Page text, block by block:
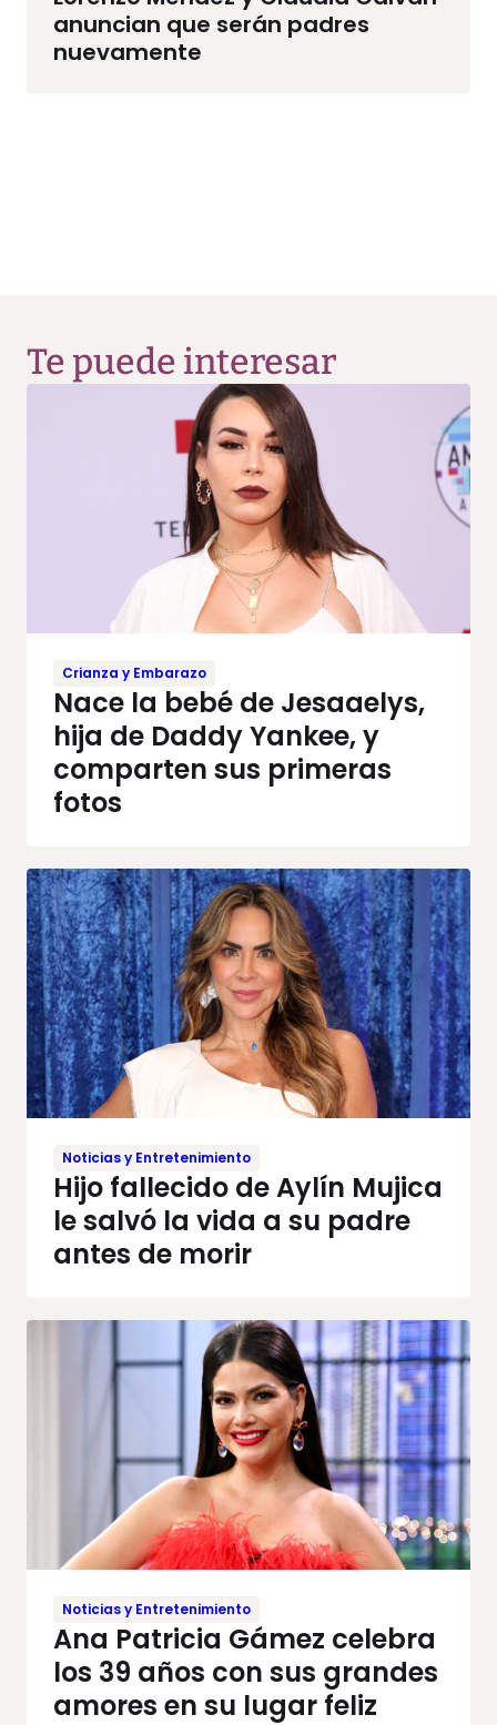
anuncian que serán padres
nuevamente
Te puede interesar
Crianza y Embarazo
Nace la bebé de Jesaaelys,
hija de Daddy Yankee, y
comparten sus primeras
fotos
Noticias y Entretenimiento
Hijo fallecido de Aylín Mujica
le salvó la vida a su padre
antes de morir
Noticias y Entretenimiento
Ana Patricia Gámez celebra
los 39 años con sus grandes
amores en su lugar feliz